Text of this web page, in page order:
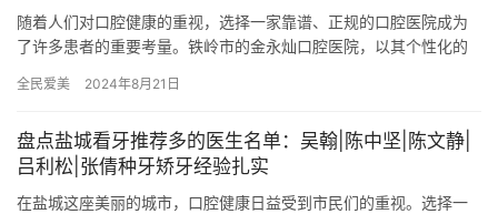
随着人们对口腔健康的重视，选择一家靠谱、正规的口腔医院成为
了许多患者的重要考量。铁岭市的金永灿口腔医院，以其个性化的
简介、…
全民爱美 2024年8月21日
盘点盐城看牙推荐多的医生名单：吴翰|陈中坚|陈文静|
吕利松|张倩种牙矫牙经验扎实
在盐城这座美丽的城市，口腔健康日益受到市民们的重视。选择一